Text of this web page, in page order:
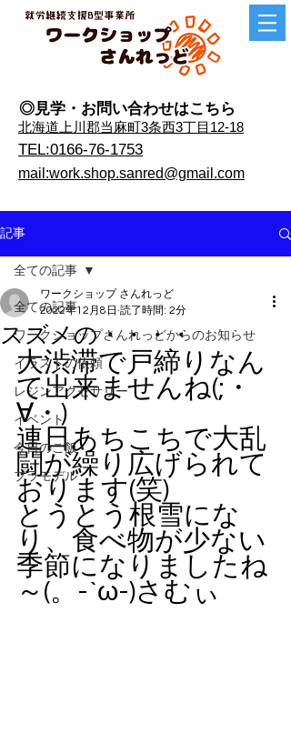
◎見学・​お問い合わせはこちら
​北海道上川郡当麻町3条西3丁目12-18
TEL:0166-76-1753
mail:work.shop.sanred@gmail.com
記事
全ての記事
ワークショップさんれっどからのお知らせ
イラストの依頼
レジンアクセサリー
イベント
今日のご飯
プラモデル
全ての記事
スズメの・・・・
ワークショップ さんれっど
2022年12月8日 読了時間: 2分
大渋滞で戸締りなん
て出来ませんね(;・
∀・)
連日あちこちで大乱
闘が繰り広げられて
おります(笑)
とうとう根雪にな
り、食べ物が少ない
季節になりましたね
～(。-`ω-)さむぃ